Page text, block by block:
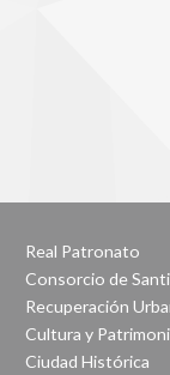
Real Patronato
Consorcio de
Recuperación
Cultura y
Ciudad Histórica